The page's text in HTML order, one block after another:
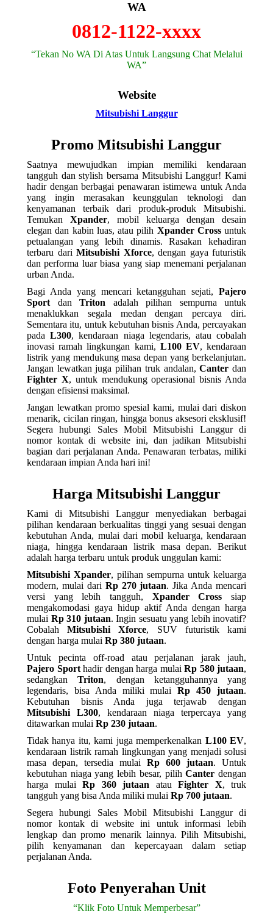
WA
0812-1122-xxxx
“Tekan No WA Di Atas Untuk Langsung Chat Melalui
WA”
Website
Mitsubishi Langgur
Promo Mitsubishi Langgur
Saatnya mewujudkan impian memiliki kendaraan
tangguh dan stylish bersama Mitsubishi Langgur! Kami
hadir dengan berbagai penawaran istimewa untuk Anda
yang ingin merasakan keunggulan teknologi dan
kenyamanan terbaik dari produk-produk Mitsubishi.
Temukan Xpander, mobil keluarga dengan desain
elegan dan kabin luas, atau pilih Xpander Crossuntuk
petualangan yang lebih dinamis. Rasakan kehadiran
terbaru dari Mitsubishi Xforce, dengan gaya futuristik
dan performa luar biasa yang siap menemani perjalanan
urban Anda.
Bagi Anda yang mencari ketangguhan sejati, Pajero
Sport dan Triton adalah pilihan sempurna untuk
menaklukkan segala medan dengan percaya diri.
Sementara itu, untuk kebutuhan bisnis Anda, percayakan
padaL300, kendaraan niaga legendaris, atau cobalah
inovasi ramah lingkungan kami, L100 EV, kendaraan
listrik yang mendukung masa depan yang berkelanjutan.
Jangan lewatkan juga pilihan truk andalan,Canter dan
Fighter X, untuk mendukung operasional bisnis Anda
dengan efisiensi maksimal.
Jangan lewatkan promo spesial kami, mulai dari diskon
menarik, cicilan ringan, hingga bonus aksesori eksklusif!
Segera hubungi Sales Mobil Mitsubishi Langgur di
nomor kontak di website ini, dan jadikan Mitsubishi
bagian dari perjalanan Anda. Penawaran terbatas, miliki
kendaraan impian Anda hari ini!
Harga Mitsubishi Langgur
Kami di Mitsubishi Langgur menyediakan berbagai
pilihan kendaraan berkualitas tinggi yang sesuai dengan
kebutuhan Anda, mulai dari mobil keluarga, kendaraan
niaga, hingga kendaraan listrik masa depan. Berikut
adalah harga terbaru untuk produk unggulan kami:
Mitsubishi Xpander, pilihan sempurna untuk keluarga
modern, mulai dari Rp 270 jutaan. Jika Anda mencari
versi yang lebih tangguh, Xpander Cross siap
mengakomodasi gaya hidup aktif Anda dengan harga
mulai Rp 310 jutaan. Ingin sesuatu yang lebih inovatif?
CobalahMitsubishi Xforce, SUV futuristik kami
dengan harga mulai Rp 380 jutaan.
Untuk pecinta off-road atau perjalanan jarak jauh,
Pajero Sporthadir dengan harga mulai Rp 580 jutaan,
sedangkanTriton, dengan ketangguhannya yang
legendaris, bisa Anda miliki mulaiRp 450 jutaan.
Kebutuhan bisnis Anda juga terjawab dengan
Mitsubishi L300, kendaraan niaga terpercaya yang
ditawarkan mulai Rp 230 jutaan.
Tidak hanya itu, kami juga memperkenalkan L100 EV,
kendaraan listrik ramah lingkungan yang menjadi solusi
masa depan, tersedia mulai Rp 600 jutaan. Untuk
kebutuhan niaga yang lebih besar, pilihCanter dengan
harga mulai Rp 360 jutaan atau Fighter X, truk
tangguh yang bisa Anda miliki mulai Rp 700 jutaan.
Segera hubungi Sales Mobil Mitsubishi Langgur di
nomor kontak di website ini untuk informasi lebih
lengkap dan promo menarik lainnya. Pilih Mitsubishi,
pilih kenyamanan dan kepercayaan dalam setiap
perjalanan Anda.
Foto Penyerahan Unit
“Klik Foto Untuk Memperbesar”